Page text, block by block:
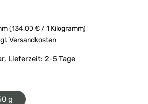
(134,00 € / 1 Kilogramm)
Versandkosten
Lieferzeit: 2-5 Tage
g